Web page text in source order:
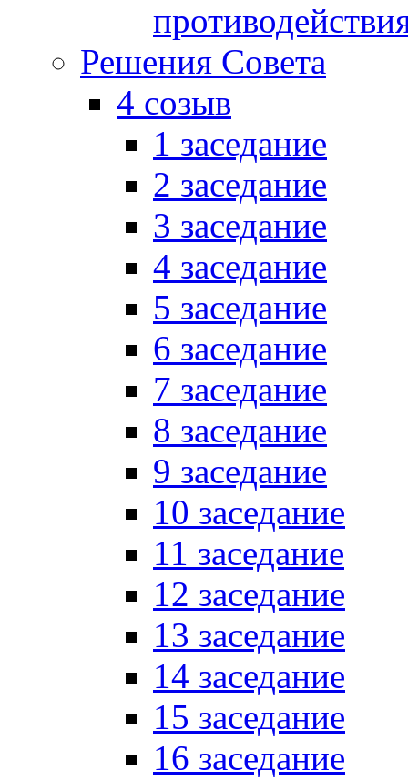
Решения Совета
4 созыв
1 заседание
2 заседание
3 заседание
4 заседание
5 заседание
6 заседание
7 заседание
8 заседание
9 заседание
10 заседание
11 заседание
12 заседание
13 заседание
14 заседание
15 заседание
16 заседание